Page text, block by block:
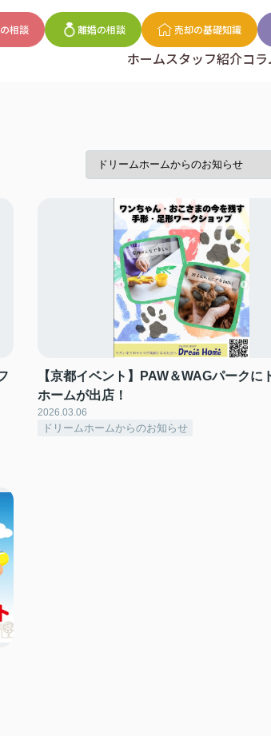
相談 離婚の相談 売却の基礎知識
ホームスタッフ紹介コ
【京都イベント】PAW＆WAGパークに
ホームが出店！
2026.03.06
ドリームホームからのお知らせ